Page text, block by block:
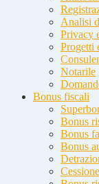
Analisi
Privacy
Progetti
Notarile
Bonus fiscali
Bonus
Bonus
Bonus